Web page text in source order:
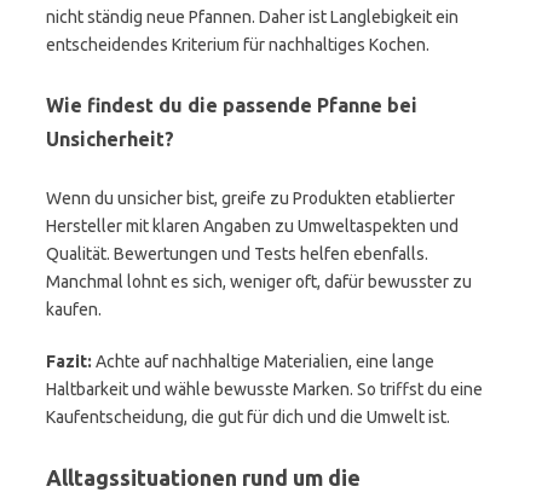
nicht ständig neue Pfannen. Daher ist Langlebigkeit ein
entscheidendes Kriterium für nachhaltiges Kochen.
Wie findest du die passende Pfanne bei
Unsicherheit?
Wenn du unsicher bist, greife zu Produkten etablierter
Hersteller mit klaren Angaben zu Umweltaspekten und
Qualität. Bewertungen und Tests helfen ebenfalls.
Manchmal lohnt es sich, weniger oft, dafür bewusster zu
kaufen.
Fazit: Achte auf nachhaltige Materialien, eine lange
Haltbarkeit und wähle bewusste Marken. So triffst du eine
Kaufentscheidung, die gut für dich und die Umwelt ist.
Alltagssituationen rund um die